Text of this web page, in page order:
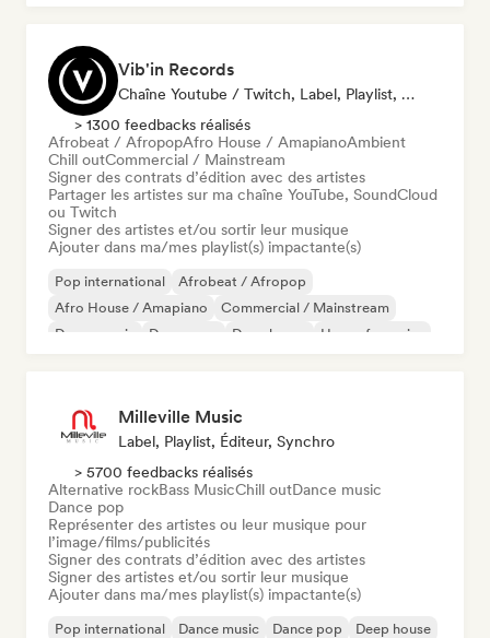
Vib'in Records
Chaîne Youtube / Twitch, Label, Playlist, Éditeur
> 1300 feedbacks réalisés
Afrobeat / AfropopAfro House / AmapianoAmbient
Chill outCommercial / Mainstream
Signer des contrats d’édition avec des artistes
Partager les artistes sur ma chaîne YouTube, SoundCloud
ou Twitch
Signer des artistes et/ou sortir leur musique
Ajouter dans ma/mes playlist(s) impactante(s)
Pop international
Afrobeat / Afropop
Afro House / Amapiano
Commercial / Mainstream
Dance music
Dance pop Deep house House française
Milleville Music
Label, Playlist, Éditeur, Synchro
> 5700 feedbacks réalisés
Alternative rockBass MusicChill outDance music
Dance pop
Représenter des artistes ou leur musique pour
l’image/films/publicités
Signer des contrats d’édition avec des artistes
Signer des artistes et/ou sortir leur musique
Ajouter dans ma/mes playlist(s) impactante(s)
Pop international Dance music Dance pop
Deep house